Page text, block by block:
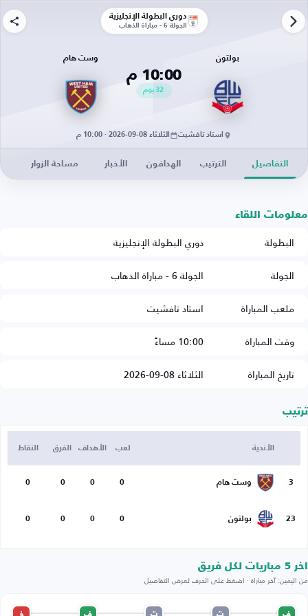
دوري البطولة الإنجليزية
الجولة 6 - مباراة الذهاب
بولتون
10:00 م
32يوم
وست هام
استاد تافشيت الثلاثاء 08-09-2026 · 10:00 م
التفاصيل الترتيب الهدافون الأخبار مساحة الزوار
معلومات اللقاء
البطولة
دوري البطولة الإنجليزية
الجولة
الجولة 6 - مباراة الذهاب
ملعب المباراة
استاد تافشيت
وقت المباراة
10:00 مساءً
تاريخ المباراة
الثلاثاء 08-09-2026
ترتيب
الأندية لعب الأهداف الفرق النقاط
3 وست هام 0
0
0
0
23 بولتون 0
0
0
0
اخر 5 مباريات لكل فريق
من اليمين: آخر مباراة · اضغط على الحرف لعرض التفاصيل